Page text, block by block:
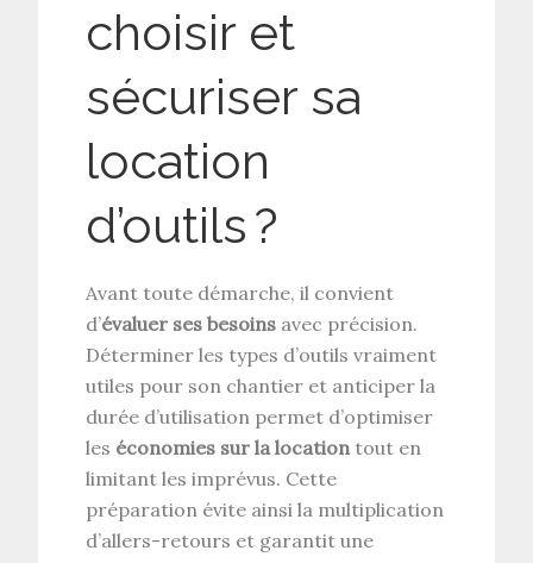
choisir et
sécuriser sa
location
d’outils ?
Avant toute démarche, il convient
d’évaluer ses besoins avec précision.
Déterminer les types d’outils vraiment
utiles pour son chantier et anticiper la
durée d’utilisation permet d’optimiser
les économies sur la locationtout en
limitant les imprévus. Cette
préparation évite ainsi la multiplication
d’allers-retours et garantit une